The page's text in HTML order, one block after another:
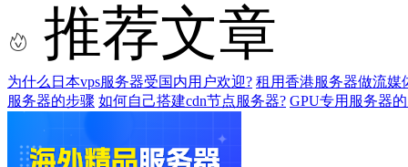
推荐文章
为什么日本vps服务器受国内用户欢迎? 租用香港服务器做流媒
服务器的步骤 如何自己搭建cdn节点服务器? GPU专用服务器